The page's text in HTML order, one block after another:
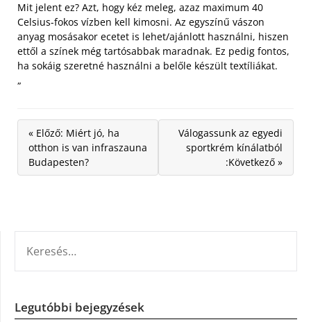
Mit jelent ez? Azt, hogy kéz meleg, azaz maximum 40
Celsius-fokos vízben kell kimosni. Az egyszínű vászon
anyag mosásakor ecetet is lehet/ajánlott használni, hiszen
ettől a színek még tartósabbak maradnak. Ez pedig fontos,
ha sokáig szeretné használni a belőle készült textíliákat.
„
« Előző: Miért jó, ha
otthon is van infraszauna
Budapesten?
Válogassunk az egyedi
sportkrém kínálatból
:Következő »
Legutóbbi bejegyzések